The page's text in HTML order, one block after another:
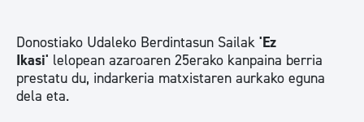
Donostiako Udaleko Berdintasun Sailak 'Ez
Ikasi' lelopean azaroaren 25erako kanpaina berria
prestatu du, indarkeria matxistaren aurkako eguna
dela eta.